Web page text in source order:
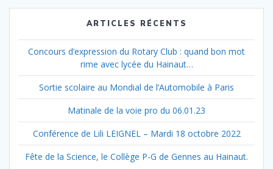
ARTICLES RÉCENTS
Concours d’expression du Rotary Club : quand bon mot
rime avec lycée du Hainaut…
Sortie scolaire au Mondial de l’Automobile à Paris
Matinale de la voie pro du 06.01.23
Conférence de Lili LEIGNEL – Mardi 18 octobre 2022
Fête de la Science, le Collège P-G de Gennes au Hainaut.